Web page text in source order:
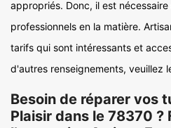
appropriés. Donc, il est
professionnels en la matière.
tarifs qui sont intéressants et
d'autres renseignements, veuillez
Besoin de réparer vos
Plaisir dans le 78370 ?